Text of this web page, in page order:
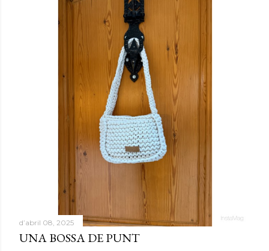
d’abril 08, 2025
UNA BOSSA DE PUNT